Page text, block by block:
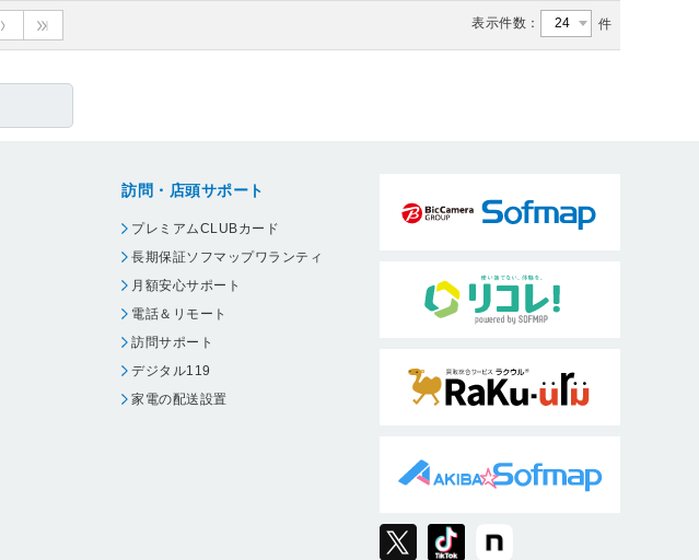
表示件数： 件
訪問・店頭サポート
プレミアムCLUBカード
長期保証ソフマップワランティ
月額安心サポート
電話＆リモート
訪問サポート
デジタル119
家電の配送設置